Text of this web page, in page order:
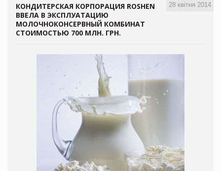
28 квітня 2014
КОНДИТЕРСКАЯ КОРПОРАЦИЯ ROSHEN
ВВЕЛА В ЭКСПЛУАТАЦИЮ
МОЛОЧНОКОНСЕРВНЫЙ КОМБИНАТ
СТОИМОСТЬЮ 700 МЛН. ГРН.